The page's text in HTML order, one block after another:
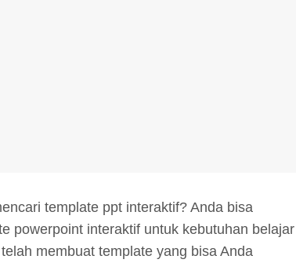
template ppt interaktif? Anda bisa
powerpoint interaktif untuk kebutuhan belajar
membuat template yang bisa Anda